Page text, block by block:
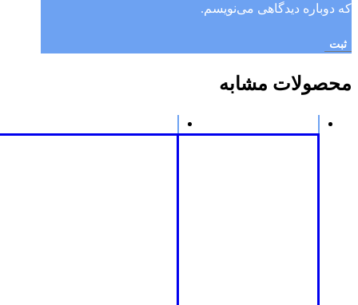
که دوباره دیدگاهی می‌نویسم.
محصولات مشابه